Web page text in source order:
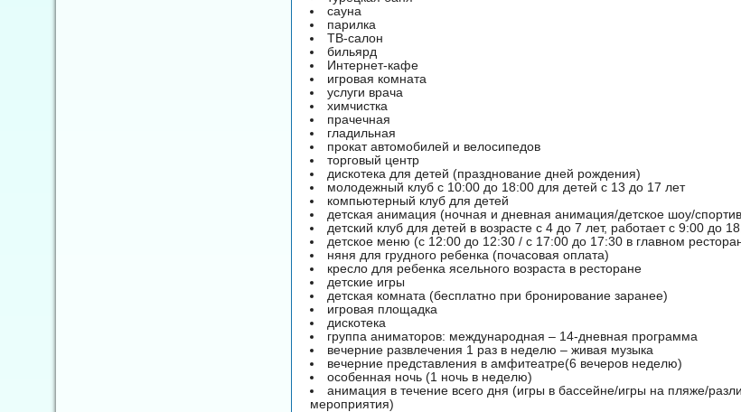
сауна
парилка
ТВ-салон
бильярд
Интернет-кафе
игровая комната
услуги врача
химчистка
прачечная
гладильная
прокат автомобилей и велосипедов
торговый центр
дискотека для детей (празднование дней рождения)
молодежный клуб с 10:00 до 18:00 для детей с 13 до 17 лет
компьютерный клуб для детей
детская анимация (ночная и дневная анимация/детское шоу/
детский клуб для детей в возрасте с 4 до 7 лет, работает с 9:00 до
детское меню (с 12:00 до 12:30 / с 17:00 до 17:30 в главном
няня для грудного ребенка (почасовая оплата)
кресло для ребенка ясельного возраста в ресторане
детские игры
детская комната (бесплатно при бронирование заранее)
игровая площадка
дискотека
группа аниматоров: международная – 14-дневная программа
вечерние развлечения 1 раз в неделю – живая музыка
вечерние представления в амфитеатре(6 вечеров неделю)
особенная ночь (1 ночь в неделю)
анимация в течение всего дня (игры в бассейне/игры на пляже/
мероприятия)